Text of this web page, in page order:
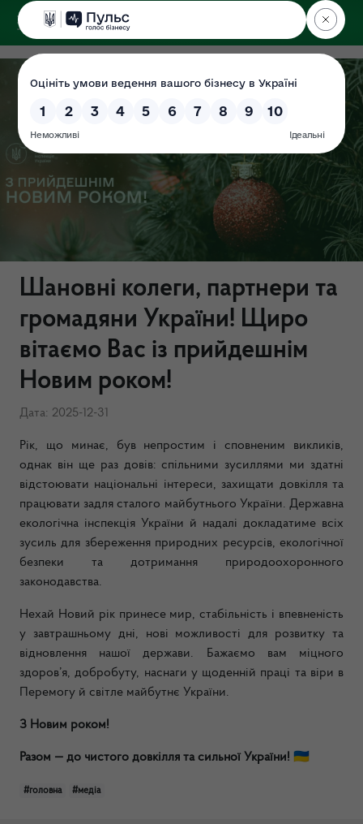
ДЕРЖЕКОІНСПЕКЦІЯ
Шановні колеги, партнери та
громадяни України! Щиро
вітаємо Вас із прийдешнім
Новим роком!
Дата: 2025-12-31
Рік, що минає, був непростим і сповненим викликів,
однак він ще раз довів: спільними зусиллями ми здатні
відстоювати національні інтереси, захищати довкілля та
працювати задля сталого майбутнього України. Державна
екологічна інспекція України й надалі докладатиме всіх
зусиль для збереження природних ресурсів, екологічної
безпеки та дотримання природоохоронного
законодавства.
Нехай Новий рік принесе мир, стабільність і впевненість
у завтрашньому дні, нові можливості для розвитку та
відновлення нашої держави. Бажаємо вам міцного
здоров’я, добробуту, наснаги у щоденній праці та віри в
Перемогу й світле майбутнє України.
З Новим роком!
Разом — до чистого довкілля та сильної України! 🇺🇦
#головна #медіа